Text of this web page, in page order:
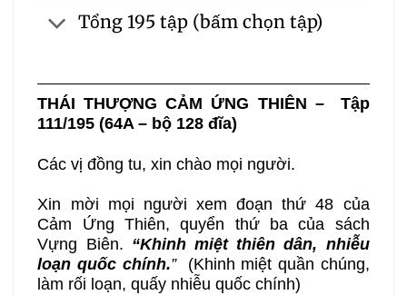
Tổng 195 tập (bấm chọn tập)
THÁITHƯỢNG CẢM ỨNG THIÊN – Tập
111/195 (64A – bộ 128 đĩa)
Các vị đồng tu, xin chào mọi người.
Xin mời mọi người xem đoạn thứ 48 của
Cảm Ứng Thiên, quyển thứ ba của sách
Vựng Biên. “Khinh miệt thiên dân, nhiễu
loạn quốc chính.”(Khinh miệt quần chúng,
làm rối loạn, quấy nhiễu quốc chính)